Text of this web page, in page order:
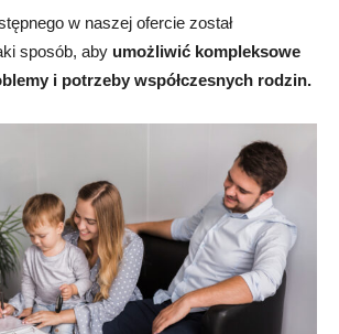
w naszej ofercie został
sposób, aby umożliwić kompleksowe
i potrzeby współczesnych rodzin.